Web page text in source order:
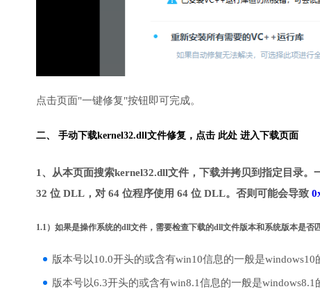
点击页面"一键修复"按钮即可完成。
二、 手动下载kernel32.dll文件修复， 点击 此处 进入下载页面
1、从本页面搜索kernel32.dll文件，下载并拷贝到指定目录
32 位 DLL，对 64 位程序使用 64 位 DLL。否则可能会导致
1.1）如果是操作系统的dll文件，需要检查下载的dll文件版本和系统版本是否
版本号以10.0开头的或含有win10信息的一般是windows10
版本号以6.3开头的或含有win8.1信息的一般是windows8.1